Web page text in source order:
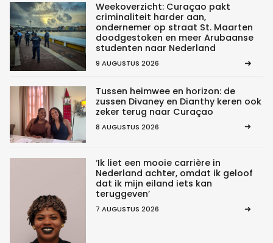
Weekoverzicht: Curaçao pakt
criminaliteit harder aan,
ondernemer op straat St. Maarten
doodgestoken en meer Arubaanse
studenten naar Nederland
9 AUGUSTUS 2026
Tussen heimwee en horizon: de
zussen Divaney en Dianthy keren ook
zeker terug naar Curaçao
8 AUGUSTUS 2026
‘Ik liet een mooie carrière in
Nederland achter, omdat ik geloof
dat ik mijn eiland iets kan
teruggeven’
7 AUGUSTUS 2026